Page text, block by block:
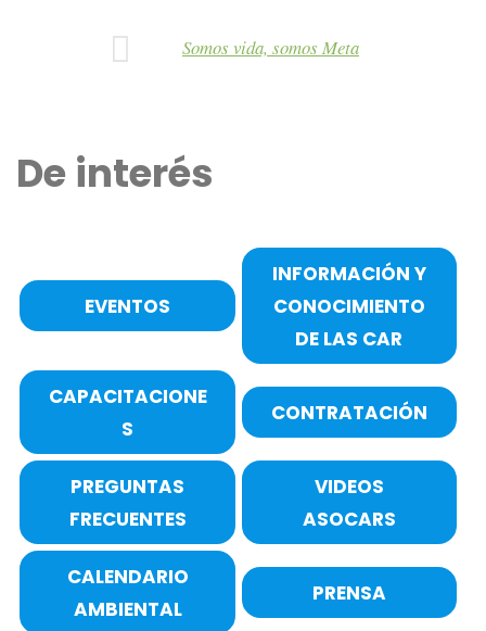
Somos vida, somos Meta
De interés
EVENTOS
INFORMACIÓN Y
CONOCIMIENTO
DE LAS CAR
CAPACITACIONE
S
CONTRATACIÓN
PREGUNTAS
FRECUENTES
VIDEOS
ASOCARS
CALENDARIO
AMBIENTAL
PRENSA